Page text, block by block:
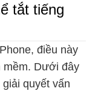
tắt tiếng
điều này
mềm. Dưới đây
quyết vấn